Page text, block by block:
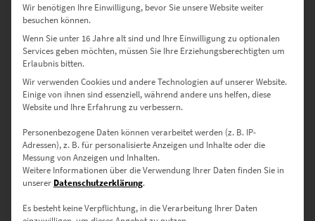
Wir benötigen Ihre Einwilligung, bevor Sie unsere Website weiter
besuchen können.
Wenn Sie unter 16 Jahre alt sind und Ihre Einwilligung zu optionalen
Services geben möchten, müssen Sie Ihre Erziehungsberechtigten um
Erlaubnis bitten.
Wir verwenden Cookies und andere Technologien auf unserer Website.
Einige von ihnen sind essenziell, während andere uns helfen, diese
Website und Ihre Erfahrung zu verbessern.
Personenbezogene Daten können verarbeitet werden (z. B. IP-
Adressen), z. B. für personalisierte Anzeigen und Inhalte oder die
Messung von Anzeigen und Inhalten.
Weitere Informationen über die Verwendung Ihrer Daten finden Sie in
unserer Datenschutzerklärung.
Es besteht keine Verpflichtung, in die Verarbeitung Ihrer Daten